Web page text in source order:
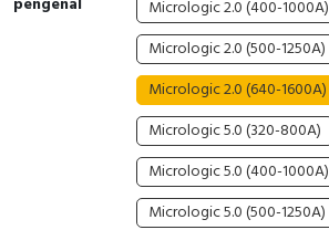
Cable Operated Switch
Signalling Columns
Safety Sensors
Pressure Switch
Micrologic 2.0 (400-1000A)
Micrologic 2.0 (500-1250A)
Micrologic 2.0 (640-1600A)
Micrologic 5.0 (320-800A)
Micrologic 5.0 (400-1000A)
Micrologic 5.0 (500-1250A)